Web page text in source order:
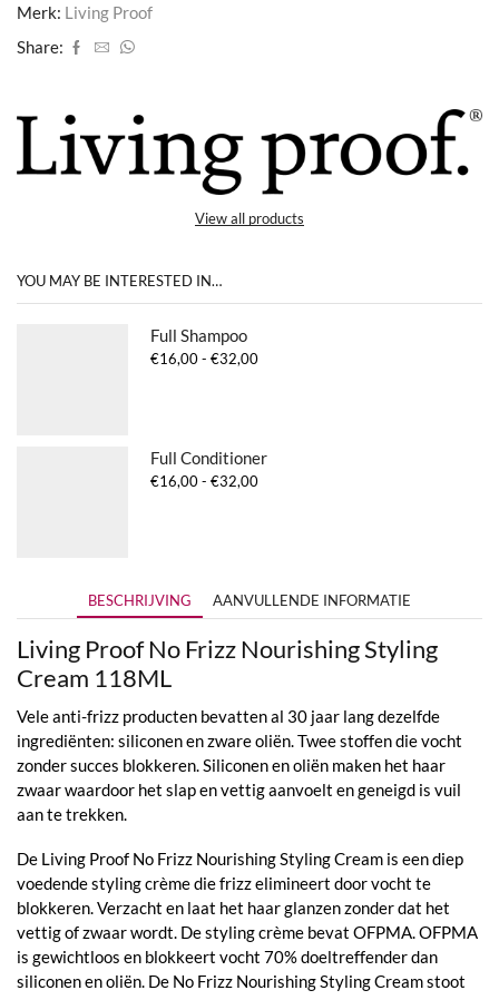
Merk: Living Proof
Share:
View all products
YOU MAY BE INTERESTED IN…
Full Shampoo
€16,00- €32,00Prijsklasse:
Full Conditioner
€16,00- €32,00Prijsklasse:
BESCHRIJVING AANVULLENDE INFORMATIE
Living Proof No Frizz Nourishing Styling
Cream 118ML
Vele anti-frizz producten bevatten al 30 jaar lang dezelfde
ingrediënten: siliconen en zware oliën. Twee stoffen die vocht
zonder succes blokkeren. Siliconen en oliën maken het haar
zwaar waardoor het slap en vettig aanvoelt en geneigd is vuil
aan te trekken.
De Living Proof No Frizz Nourishing Styling Cream is een diep
voedende styling crème die frizz elimineert door vocht te
blokkeren. Verzacht en laat het haar glanzen zonder dat het
vettig of zwaar wordt. De styling crème bevat OFPMA. OFPMA
is gewichtloos en blokkeert vocht 70% doeltreffender dan
siliconen en oliën. De No Frizz Nourishing Styling Cream stoot